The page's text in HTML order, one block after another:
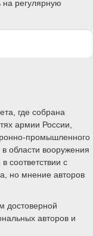
регулярную
где собрана
армии России,
промышленного
области вооружения
соответствии с
но мнение авторов
достоверной
авторов и